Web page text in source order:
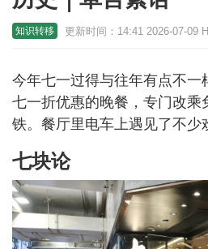
知识转移 更新时间：14:41 2026-07-09
今年七一过得与往年有点不一
七一折优惠的晚餐，专门改乘
铁。餐厅里电车上遇见了不少
七块论